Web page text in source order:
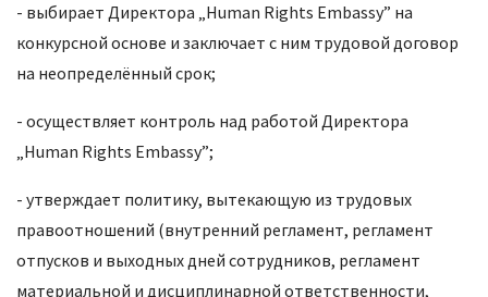
- выбирает Директора „Human Rights Embassy” на
конкурсной основе и заключает с ним трудовой договор
на неопределённый срок;
- осуществляет контроль над работой Директора
„Human Rights Embassy”;
- утверждает политику, вытекающую из трудовых
правоотношений (внутренний регламент, регламент
отпусков и выходных дней сотрудников, регламент
материальной и дисциплинарной ответственности,